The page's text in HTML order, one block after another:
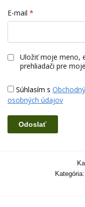
E-mail *
Uložiť moje meno,
prehliadači pre
Súhlasím s
osobných údajov
Kategória: